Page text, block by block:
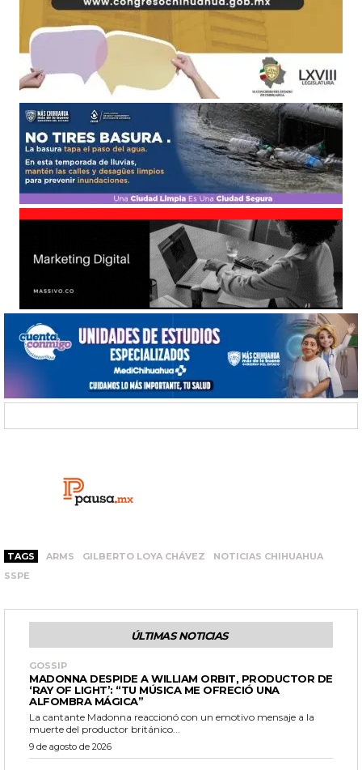
TAGS ARMS GILBERTO LOYA CHÁVEZ
NOTICIAS CHIHUAHUA
SSPE
ÚLTIMAS NOTICIAS
GOSSIP
MADONNA DESPIDE A WILLIAM ORBIT, PRODUCTOR DE
‘RAY OF LIGHT’: “TU MÚSICA ME OFRECIÓ UNA
ALFOMBRA MÁGICA”
La cantante Madonna reaccionó con un emotivo mensaje a la
muerte del productor británico...
9 de agosto de 2026